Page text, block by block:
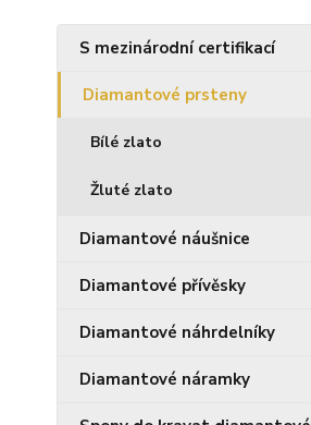
S mezinárodní certifikací
Diamantové prsteny
Bílé zlato
Žluté zlato
Diamantové náušnice
Diamantové přívěsky
Diamantové náhrdelníky
Diamantové náramky